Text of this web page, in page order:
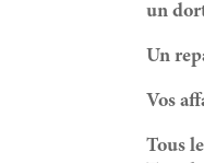
un
Un
Vos
Tous